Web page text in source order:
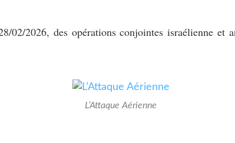
02/2026, des opérations conjointes israélienne et
L’Attaque Aérienne